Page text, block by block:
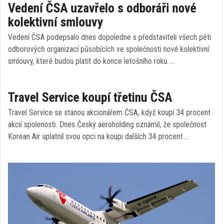
Vedení ČSA uzavřelo s odboráři nové
kolektivní smlouvy
Vedení ČSA podepsalo dnes dopoledne s představiteli všech pěti
odborových organizací působících ve společnosti nové kolektivní
smlouvy, které budou platit do konce letošního roku. …
Travel Service koupí třetinu ČSA
Travel Service se stanou akcionářem ČSA, když koupí 34 procent
akcií spolenosti. Dnes Český aeroholding oznámil, že společnost
Korean Air uplatnil svou opci na koupi dalších 34 procent …